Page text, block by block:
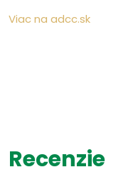
Viac na adcc.sk
Recenzie